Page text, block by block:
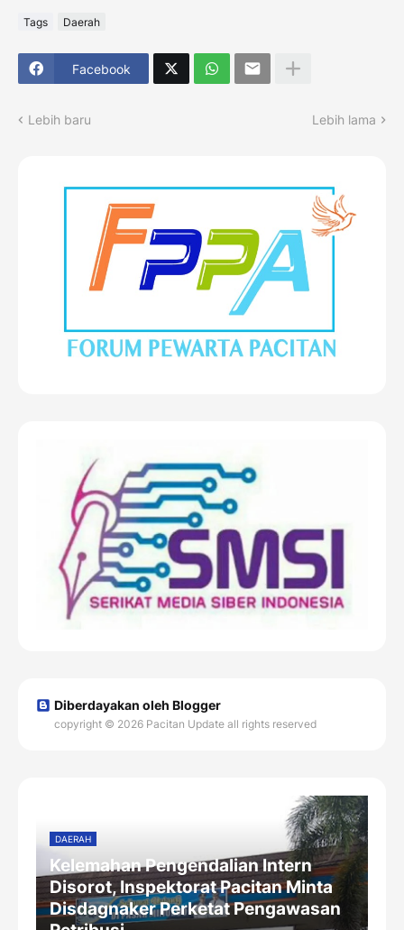
Tags Daerah
Facebook
Lebih baru Lebih lama
Diberdayakan oleh Blogger
copyright © 2026 Pacitan Update all rights reserved
DAERAH
Kelemahan Pengendalian Intern
Disorot, Inspektorat Pacitan Minta
Disdagnaker Perketat Pengawasan